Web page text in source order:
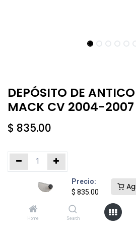
Precio:
$ 835.00
Home Search
DEPÓSITO DE
MACK CV 2004-2007
$ 835.00
Añadir al carrito
Agregar a la lista de deseos